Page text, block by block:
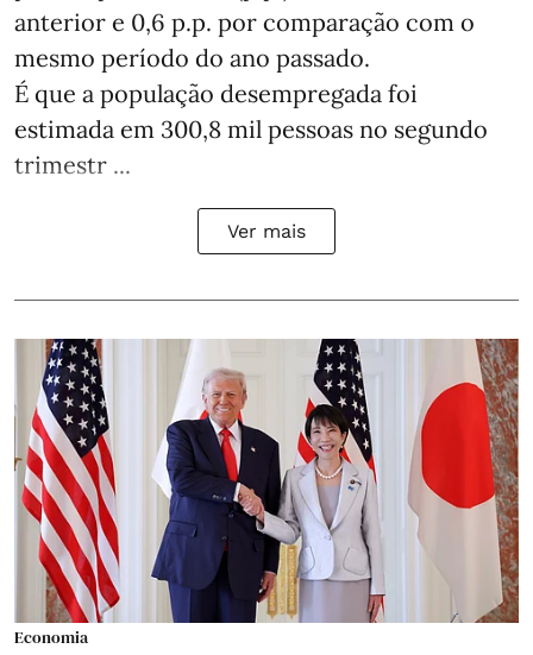
anterior e 0,6 p.p. por comparação com o
mesmo período do ano passado.
É que a população desempregada foi
estimada em 300,8 mil pessoas no segundo
trimestr ...
Ver mais
Economia